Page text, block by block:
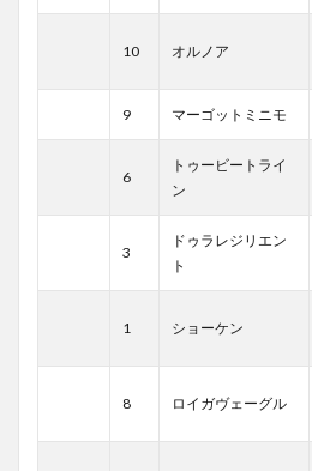
10 オルノア
9 マーゴットミニモ
6
トゥービートライ
ン
3
ドゥラレジリエン
ト
1 ショーケン
8 ロイガヴェーグル